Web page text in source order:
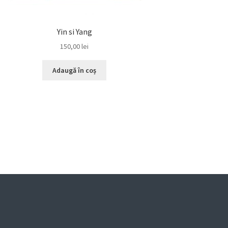
Yin si Yang
150,00lei
Adaugă în coș